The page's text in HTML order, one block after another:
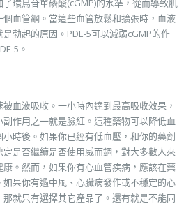
環鳥苷單磷酸(cGMP)的水準，從而導致肌
血管網。當這些血管放鬆和擴張時，血液
勃起的原因。PDE-5可以減弱cGMP的作
5。
血液吸收。一小時內達到最高吸收效果，
副作用之一就是臉紅。這種藥物可以降低血
時後。如果你已經有低血壓，和你的藥劑
定是否繼續是否使用威而鋼，對大多數人來
。然而，如果你有心血管疾病，應該在藥
果你有過中風、心臟病發作或不穩定的心
就只有選擇其它產品了。還有就是不能同